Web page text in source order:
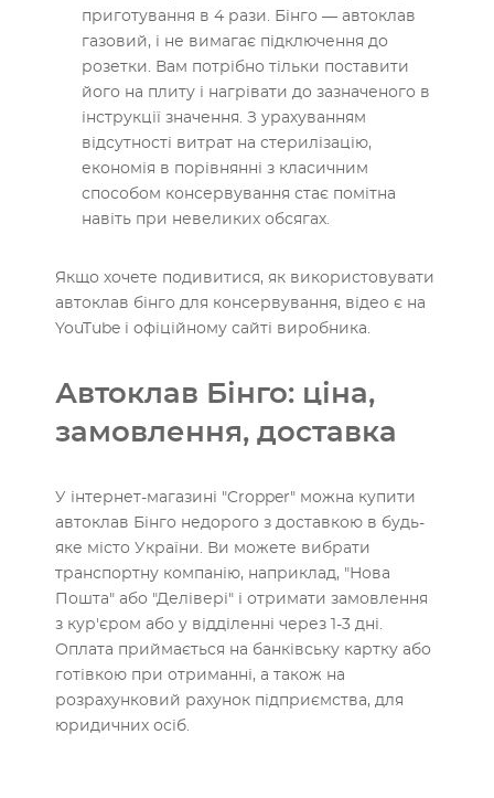
приготування в 4 рази. Бінго — автоклав
газовий, і не вимагає підключення до
розетки. Вам потрібно тільки поставити
його на плиту і нагрівати до зазначеного в
інструкції значення. З урахуванням
відсутності витрат на стерилізацію,
економія в порівнянні з класичним
способом консервування стає помітна
навіть при невеликих обсягах.
Якщо хочете подивитися, як використовувати
автоклав бінго для консервування, відео є на
YouTube і офіційному сайті виробника.
Автоклав Бінго: ціна,
замовлення, доставка
У інтернет-магазині "Cropper" можна купити
автоклав Бінго недорого з доставкою в будь-
яке місто України. Ви можете вибрати
транспортну компанію, наприклад, "Нова
Пошта" або "Делівері" і отримати замовлення
з кур'єром або у відділенні через 1-3 дні.
Оплата приймається на банківську картку або
готівкою при отриманні, а також на
розрахунковий рахунок підприємства, для
юридичних осіб.